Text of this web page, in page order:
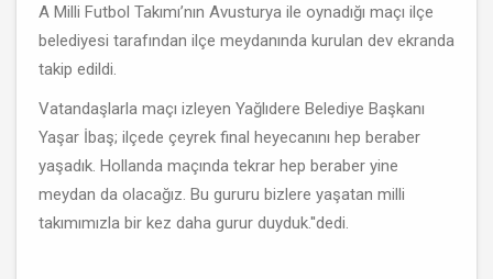
A Milli Futbol Takımı’nın Avusturya ile oynadığı maçı ilçe
belediyesi tarafından ilçe meydanında kurulan dev ekranda
takip edildi.
Vatandaşlarla maçı izleyen Yağlıdere Belediye Başkanı
Yaşar İbaş; ilçede çeyrek final heyecanını hep beraber
yaşadık. Hollanda maçında tekrar hep beraber yine
meydan da olacağız. Bu gururu bizlere yaşatan milli
takımımızla bir kez daha gurur duyduk.''dedi.